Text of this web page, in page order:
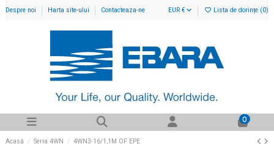
Despre noi Harta site-ului Contacteaza-ne EUR € Lista de dorințe (0)
0
Acasă Seria 4WN 4WN3-16/1,1M OF EPE